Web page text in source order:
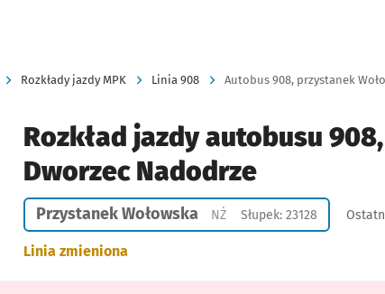
Rozkłady jazdy MPK Linia 908 Autobus 908, przystanek
Rozkład jazdy autobusu
Dworzec Nadodrze
Przystanek Wołowska NŻPrzystanek na życzenie
Słupek: 23128
Linia zmieniona